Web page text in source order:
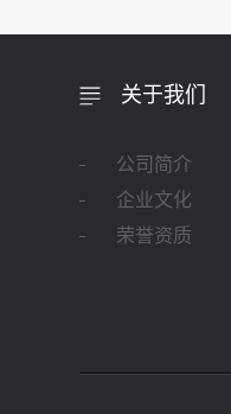
关于我们
公司简介
企业文化
荣誉资质